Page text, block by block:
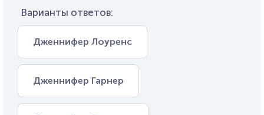
Варианты ответов:
Дженнифер Лоуренс
Дженнифер Гарнер